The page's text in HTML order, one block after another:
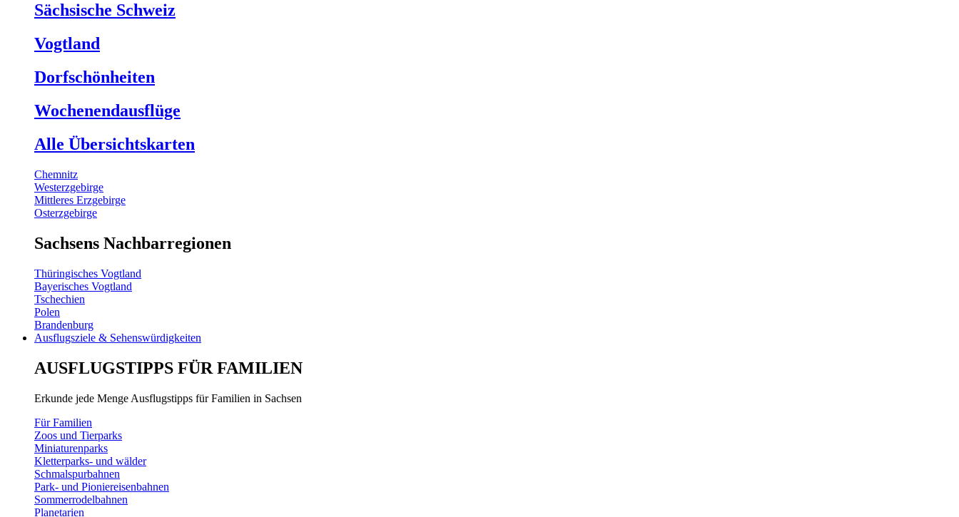
Sächsische Schweiz
Vogtland
Dorfschönheiten
Wochenendausflüge
Alle Übersichtskarten
Chemnitz
Westerzgebirge
Mittleres Erzgebirge
Osterzgebirge
Sachsens Nachbarregionen
Thüringisches Vogtland
Bayerisches Vogtland
Tschechien
Polen
Brandenburg
Ausflugsziele & Sehenswürdigkeiten
AUSFLUGSTIPPS FÜR FAMILIEN
Erkunde jede Menge Ausflugstipps für Familien in Sachsen
Für Familien
Zoos und Tierparks
Miniaturenparks
Kletterparks- und wälder
Schmalspurbahnen
Park- und Pioniereisenbahnen
Sommerrodelbahnen
Planetarien